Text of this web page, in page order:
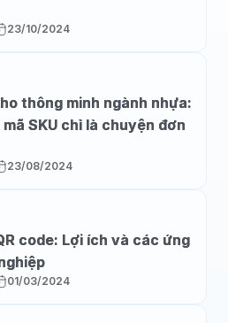
23/10/2024
thông minh ngành nhựa:
SKU chỉ là chuyện đơn
23/08/2024
code: Lợi ích và các ứng
01/03/2024